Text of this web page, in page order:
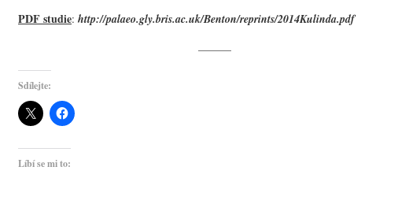
PDF studie: http://palaeo.gly.bris.ac.uk/Benton/reprints/2014Kulinda.pdf
———
Sdílejte:
Líbí se mi to: